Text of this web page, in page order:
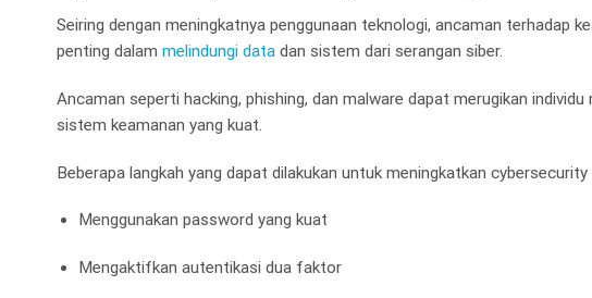
Seiring dengan meningkatnya penggunaan teknologi, ancaman terhadap
penting dalam melindungi data dan sistem dari serangan siber.
Ancaman seperti hacking, phishing, dan malware dapat merugikan
sistem keamanan yang kuat.
Beberapa langkah yang dapat dilakukan untuk meningkatkan cybersecurity
Menggunakan password yang kuat
Mengaktifkan autentikasi dua faktor